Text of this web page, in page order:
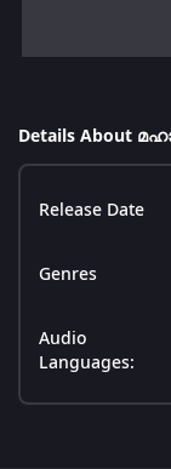
Details About
Release Date
Genres
Audio
Languages: